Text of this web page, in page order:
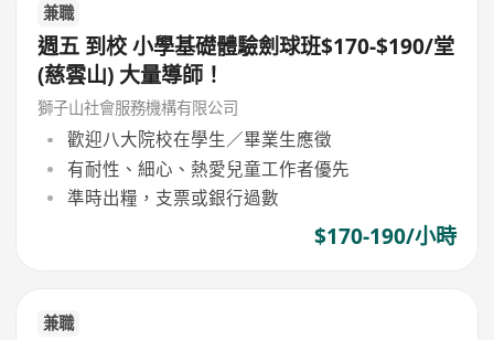
兼職
週五 到校 小學基礎體驗劍球班$170-$190/堂
(慈雲山) 大量導師！
獅子山社會服務機構有限公司
歡迎八大院校在學生／畢業生應徵
有耐性、細心、熱愛兒童工作者優先
準時出糧，支票或銀行過數
$170-190/小時
兼職